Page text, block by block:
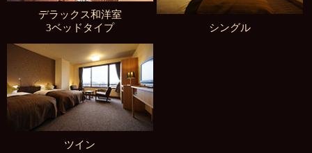
デラックス和洋室
3ベッドタイプ
シングル
ツイン